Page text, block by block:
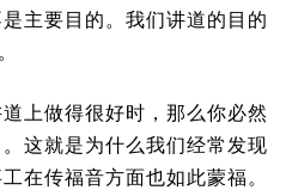
主要目的。我们讲道的目的
上做得很好时，那么你必然
这就是为什么我们经常发现
在传福音方面也如此蒙福。